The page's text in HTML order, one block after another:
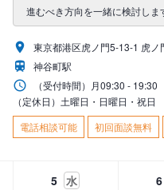
進むべき方向を一緒に検討しま
東京都港区虎ノ門5-13-1 虎ノ
神谷町駅
（受付時間） 月09:30 - 19:30
（定休日）土曜日・日曜日・祝日
電話相談可能
初回面談無料
5 水 6